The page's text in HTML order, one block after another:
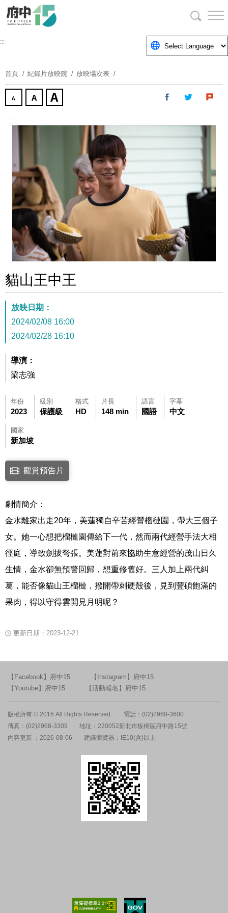
要
塊
:::
首頁 紀錄片放映院 放映場次表
::: :::
貓山王中王
放映日期：
2024/02/08 16:00
2024/02/28 16:10
導演：
梁志強
年份
2023
級別
保護級
格式
HD
片長
148 min
語言
國語
字幕
中文
國家
新加坡
點擊下列連結開啟視窗後，可使用鍵盤Tab鍵移至影片中央播放鍵，再
連結至Youtube網站觀看此影片(開新視窗)
觀賞預告片
劇情簡介：
金水離家出走20年，美蓮獨自辛苦經營榴槤園，帶大三個子
女。她一心想把榴槤園傳給下一代，然而兩代經營手法大相
徑庭，導致劍拔弩張。美蓮對前來協助生意經營的茂山日久
生情，金水卻無預警回歸，想重修舊好。三人加上兩代糾
葛，能否像貓山王榴槤，撥開帶刺硬殼後，見到豐碩飽滿的
果肉，得以守得雲開見月明呢？
更新日期：2023-12-21
【Facebook】府中15
【Instagram】府中15
【Youtube】府中15
【活動報名】府中15
版權所有 © 2016 All Rights Reserved.
電話：(02)2968-3600
傳真：(02)2968-3309
地址：220052新北市板橋區府中路15號
內容更新 ：2026-08-06
建議瀏覽器：IE10(含)以上